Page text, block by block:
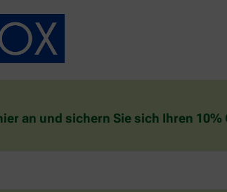
an und sichern Sie sich Ihren